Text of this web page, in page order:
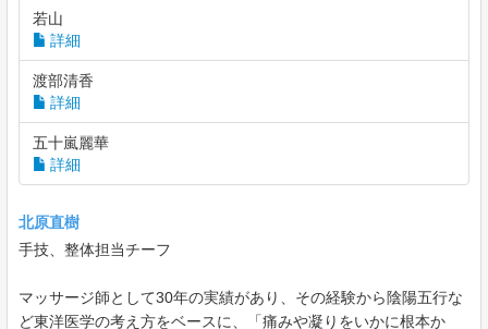
若山
詳細
渡部清香
詳細
五十嵐麗華
詳細
北原直樹
手技、整体担当チーフ
マッサージ師として30年の実績があり、その経験から陰陽五行な
ど東洋医学の考え方をベースに、「痛みや凝りをいかに根本か